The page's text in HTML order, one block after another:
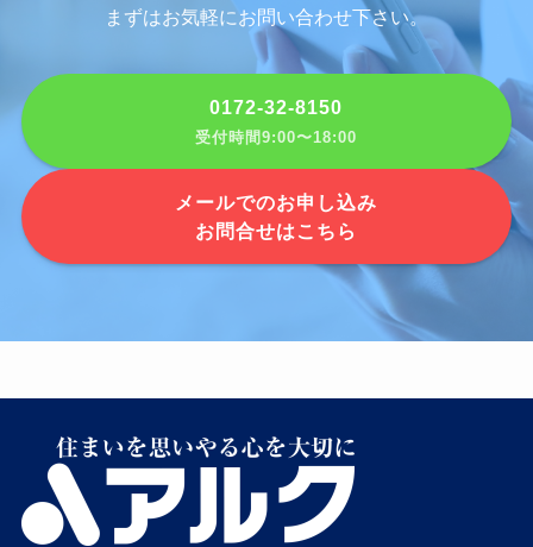
まずはお気軽にお問い合わせ下さい。
0172-32-8150
受付時間9:00〜18:00
メールでのお申し込み
お問合せはこちら